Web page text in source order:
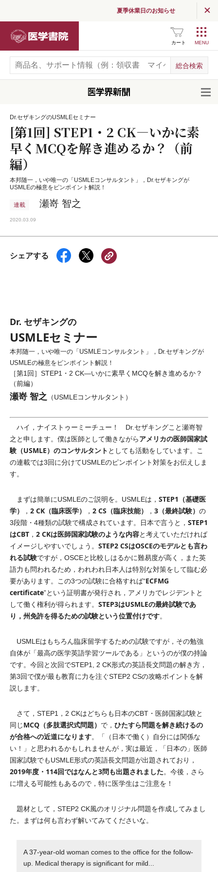
夏季休業日のお知らせ
カート
Dr.セザキングのUSMLEセミナー
[第1回] STEP1・2 CK―いかに素
早くMCQを解き進めるか？（前
編）
本邦随一，いや唯一の「USMLEコンサルタント」，Dr.セザキングが
USMLEの極意をピンポイント解説！
連載 瀬嵜 智之
2020.03.09
シェアする
Dr. セザキングの
USMLEセミナー
本邦随一，いや唯一の「USMLEコンサルタント」，Dr.セザキングが
USMLEの極意をピンポイント解説！
［第1回］STEP1・2 CK―いかに素早くMCQを解き進めるか？
（前編）
瀬嵜 智之 （USMLEコンサルタント）
ハイ，ナイストゥーミーチュー！ Dr.セザキングこと瀬嵜智
之と申します。僕は医師として働きながらアメリカの医師国家試
験（USMLE）のコンサルタント としても活動をしています。こ
の連載では3回に分けてUSMLEのピンポイント対策をお伝えしま
す。
まずは簡単にUSMLEのご説明を。USMLEは， STEP1（基礎医
学）
， 2 CK（臨床医学） ， 2 CS（臨床技能） ， 3（最終試験） の
3段階・4種類の試験で構成されています。日本で言うと， STEP1
はCBT ， 2 CKは医師国家試験のような内容と考えていただければ
イメージしやすいでしょう。 STEP2 CSはOSCEのモデルとも言わ
れる試験ですが，OSCEと比較しはるかに難易度が高く，また英
語力も問われるため，われわれ日本人は特別な対策をして臨む必
要があります。この3つの試験に合格すれば“ECFMG
certificate”という証明書が発行され，アメリカでレジデントと
して働く権利が得られます。 STEP3はUSMLEの最終試験であ
り，州免許を得るための試験という位置付けです。
USMLEはもちろん臨床留学するための試験ですが，その勉強
自体が「最高の医学英語学習ツールである」というのが僕の持論
です。今回と次回でSTEP1, 2 CK形式の英語長文問題の解き方，
第3回で僕が最も教育に力を注ぐSTEP2 CSの攻略ポイントを解
説します。
さて，STEP1，2 CKはどちらも日本のCBT・医師国家試験と
同じMCQ（多肢選択式問題） で， ひたすら問題を解き続けるの
が合格への近道になります。「（日本で働く）自分には関係な
い！」と思われるかもしれませんが，実は最近，「日本の」医師
国家試験でもUSMLE形式の英語長文問題が出題されており，
2019年度・114回ではなんと3問も出題されました。今後，さら
に増える可能性もあるので，特に医学生はご注意を！
題材として，STEP2 CK風のオリジナル問題を作成してみまし
た。まずは何も言わず解いてみてくださいな。
A 37-year-old woman comes to the office for the follow-
up. Medical therapy is significant for mild...